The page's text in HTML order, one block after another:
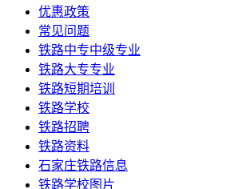
优惠政策
常见问题
铁路中专中级专业
铁路大专专业
铁路短期培训
铁路学校
铁路招聘
铁路资料
石家庄铁路信息
铁路学校图片